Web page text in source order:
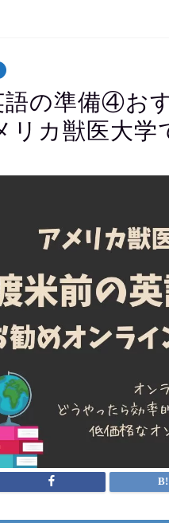
語の準備④お
リカ獣医大学